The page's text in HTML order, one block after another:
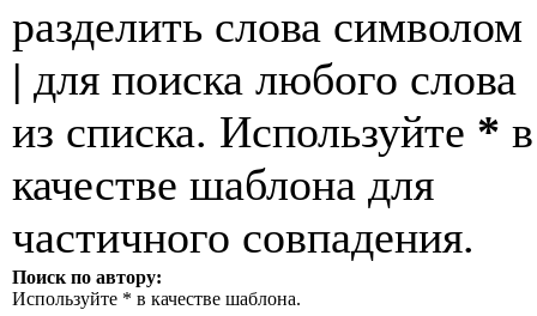
разделить слова символом
| для поиска любого слова
из списка. Используйте * в
качестве шаблона для
частичного совпадения.
Поиск по автору:
Используйте * в качестве шаблона.